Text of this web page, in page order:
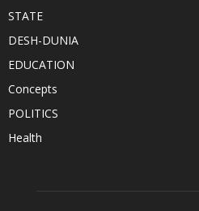
STATE
DESH-DUNIA
EDUCATION
Concepts
POLITICS
Health